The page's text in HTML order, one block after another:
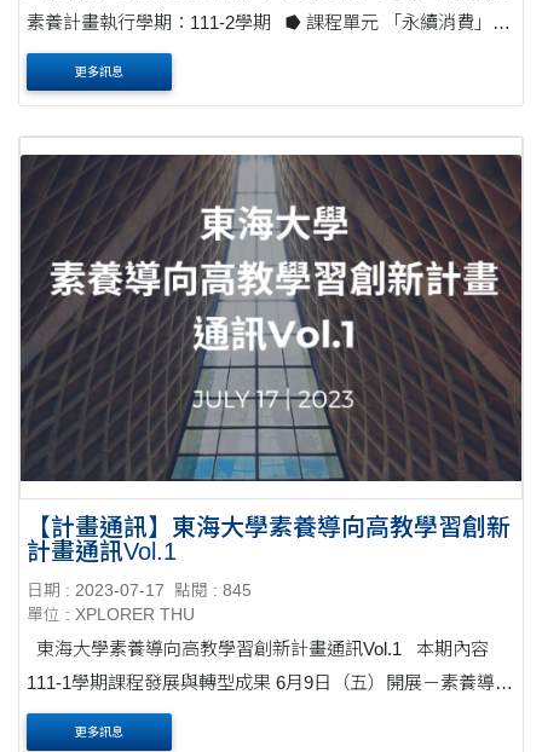
素養計畫執行學期：111-2學期 ⭓ 課程單元 「永續消費」課
程第一次開設，屬探索性質，未來再開，則可以規劃更多的
的基礎資料和....
更多訊息
【計畫通訊】東海大學素養導向高教學習創新
計畫通訊Vol.1
日期 : 2023-07-17
點閱 : 845
單位 : XPLORER THU
111-1學期課程發展與轉型成果 6月9日（五）開展－素養導向
教學實務交流會 111-2學期素養計畫前測問卷....
更多訊息